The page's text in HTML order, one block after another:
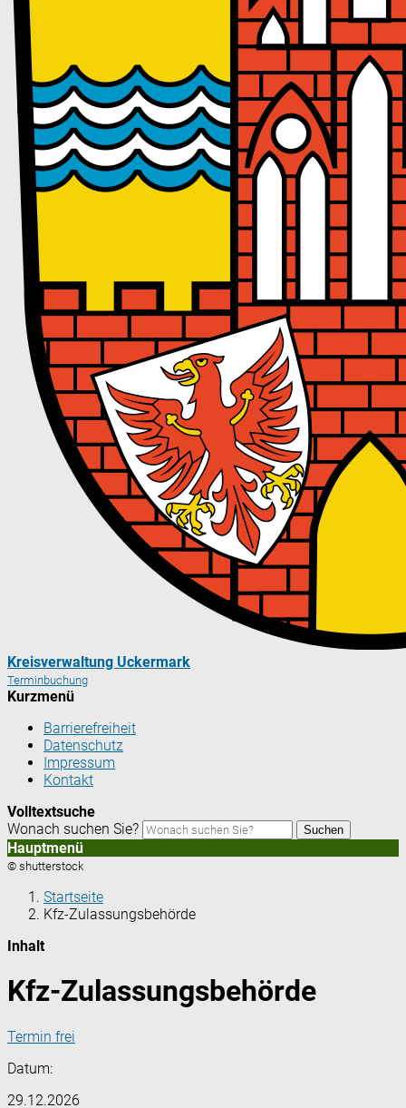
Kreisverwaltung Uckermark
Terminbuchung
Kurzmenü
Barrierefreiheit
Datenschutz
Impressum
Kontakt
Volltextsuche
Wonach suchen Sie?
Suchen
Hauptmenü
© shutterstock
Startseite
Kfz-Zulassungsbehörde
Inhalt
Kfz-Zulassungsbehörde
Termin frei
Datum:
29.12.2026